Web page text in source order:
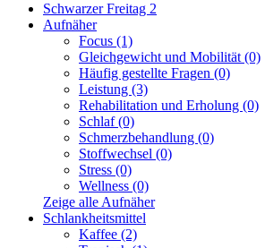
Schwarzer Freitag 2
Aufnäher
Focus (1)
Gleichgewicht und Mobilität (0)
Häufig gestellte Fragen (0)
Leistung (3)
Rehabilitation und Erholung (0)
Schlaf (0)
Schmerzbehandlung (0)
Stoffwechsel (0)
Stress (0)
Wellness (0)
Zeige alle Aufnäher
Schlankheitsmittel
Kaffee (2)